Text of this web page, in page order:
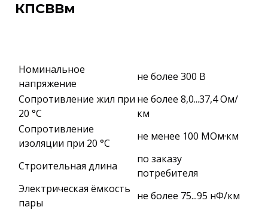
КПСВВм
Номинальное
напряжение
не более 300 В
Сопротивление жил при
20 °С
не более 8,0...37,4 Ом/
км
Сопротивление
изоляции при 20 °С
не менее 100 МОм·км
Строительная длина
по заказу
потребителя
Электрическая ёмкость
пары
не более 75...95 нФ/км